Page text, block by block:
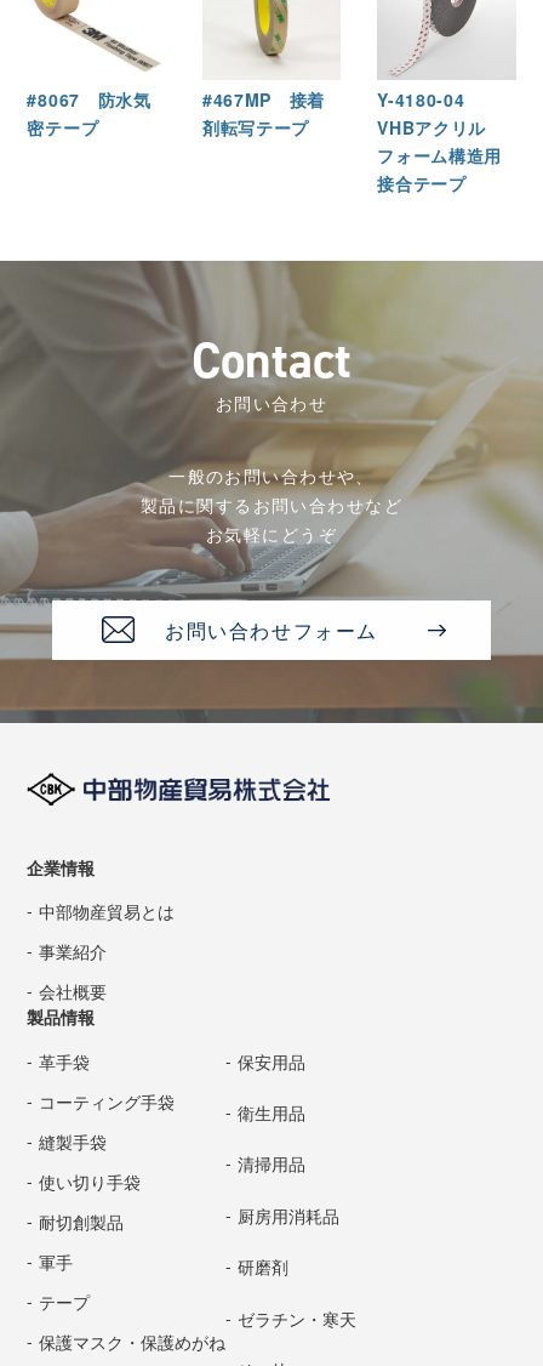
#8067 防水気
密テープ
#467MP 接着
剤転写テープ
Y-4180-04
VHBアクリル
フォーム構造用
接合テープ
Contact
お問い合わせ
一般のお問い合わせや、
製品に関するお問い合わせなど
お気軽にどうぞ
お問い合わせフォーム
企業情報
中部物産貿易とは
事業紹介
会社概要
製品情報
革手袋
コーティング手袋
縫製手袋
使い切り手袋
耐切創製品
軍手
テープ
保護マスク・保護めがね
保安用品
衛生用品
清掃用品
厨房用消耗品
研磨剤
ゼラチン・寒天